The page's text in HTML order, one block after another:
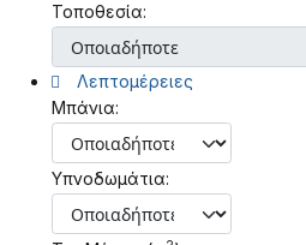
Τοποθεσία:
Λεπτομέρειες
Μπάνια:
Υπνοδωμάτια: